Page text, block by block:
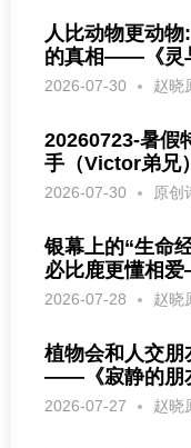
人比动物更动
的真相——《灵
2026-07-30 赵晓
20260723-暑假
手（Victor弟兄）
2026-07-30 原创
银幕上的“生命
必比鹿更懂相
2026-07-28 赵晓
植物会和人交朋
——《寂静的朋
2026-07-27 赵晓